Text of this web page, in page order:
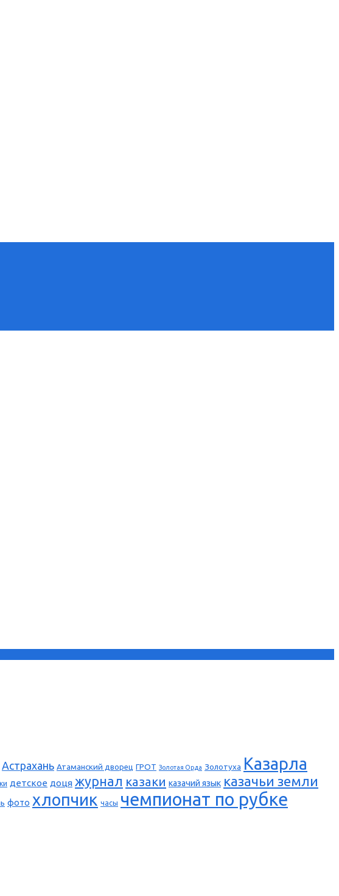
Астрахань Атаманский дворец ГРОТ Золотая Орда Золотуха Казарла
детское доця журнал казаки казачий язык казачьи земли
фото хлопчик часы чемпионат по рубке